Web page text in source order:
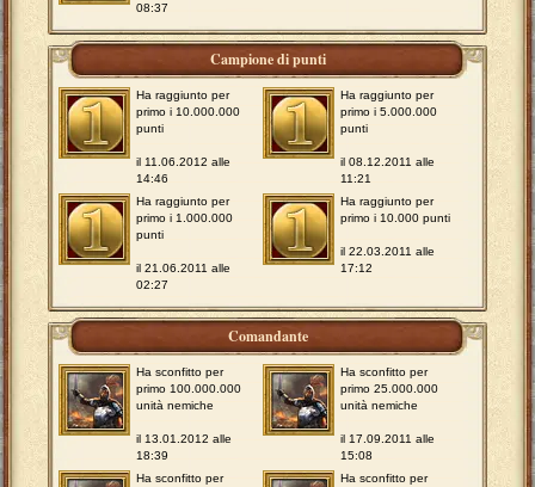
08:37
Campione di punti
Ha raggiunto per
primo i 10.000.000
punti
il 11.06.2012 alle
14:46
Ha raggiunto per
primo i 5.000.000
punti
il 08.12.2011 alle
11:21
Ha raggiunto per
primo i 1.000.000
punti
il 21.06.2011 alle
02:27
Ha raggiunto per
primo i 10.000 punti
il 22.03.2011 alle
17:12
Comandante
Ha sconfitto per
primo 100.000.000
unità nemiche
il 13.01.2012 alle
18:39
Ha sconfitto per
primo 25.000.000
unità nemiche
il 17.09.2011 alle
15:08
Ha sconfitto per
Ha sconfitto per